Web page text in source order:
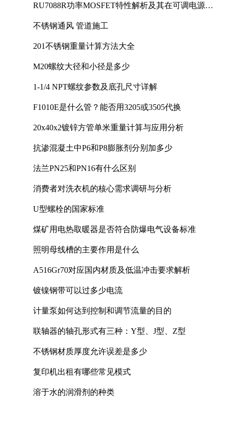
RU7088R功率MOSFET特性解析及其在可调电源设
不锈钢通风 管道施工
201不锈钢重量计算方法大全
M20螺纹大径和小径是多少
1-1/4 NPT螺纹参数及底孔尺寸详解
F1010E是什么管？能否用3205或3505代换
20x40x2镀锌方管单米重量计算与应用分析
抗渗混凝土中P6和P8膨胀剂分别加多少
法兰PN25和PN16有什么区别
消费者对洗衣机的核心需求调研与分析
U型螺栓的国家标准
煤矿用电热取暖器是否符合防爆电气设备标准
照明母线槽的主要作用是什么
A516Gr70对应国内材质及低温冲击要求解析
镀镍钢带可以过多少电流
计量泵如何达到控制和调节流量的目的
联轴器的轴孔形式有三种：Y型、J型、Z型
不锈钢材质厚度允许误差是多少
复印机出租有哪些常见模式
溶于水的润滑剂的种类